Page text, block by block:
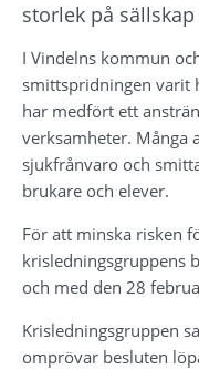
storlek på
I Vindelns kommun
smittspridningen varit
har medfört ett
verksamheter. Många
sjukfrånvaro och
brukare och elever.
För att minska risken
krisledningsgruppens
och med den 28
Krisledningsgruppen
omprövar besluten